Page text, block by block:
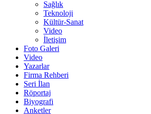
Sağlık
Teknoloji
Kültür-Sanat
Video
İletişim
Foto Galeri
Video
Yazarlar
Firma Rehberi
Seri İlan
Röportaj
Biyografi
Anketler